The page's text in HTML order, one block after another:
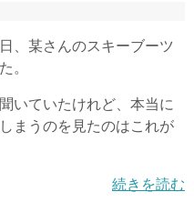
、某さんのスキーブーツ
。
いていたけれど、本当に
まうのを見たのはこれが
続きを読む